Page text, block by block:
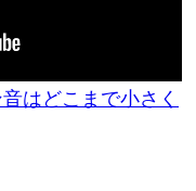
はどこまで小さく